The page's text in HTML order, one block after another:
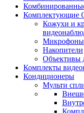
Комплектующие
Кожухи и
Микрофоны
Накопители
Объективы
Комплекты
Кондиционеры
Мульти